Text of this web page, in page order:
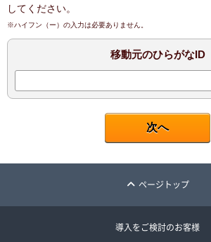
してください。
※ハイフン（ー）の入力は必要ありません。
移動元のひらがなID
ページトップ
導入をご検討のお客様